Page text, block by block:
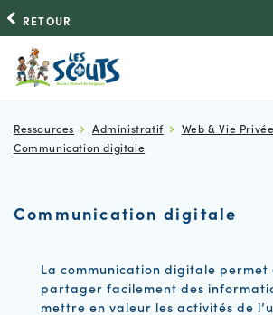
RETOUR
Ressources Administratif
Web & Vie Privée
Communication digitale
Communication digitale
La communication digitale permet
partager facilement des
mettre en valeur les activités de